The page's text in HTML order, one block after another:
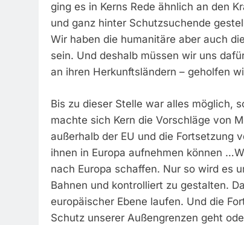
ging es in Kerns Rede ähnlich an den
und ganz hinter Schutzsuchende
Wir haben die humanitäre aber auch
sein. Und deshalb müssen wir uns
an ihren Herkunftsländern – geholfen
Bis zu dieser Stelle war alles möglich,
machte sich Kern die Vorschläge von
außerhalb der EU und die Fortsetzung
ihnen in Europa aufnehmen können
nach Europa schaffen. Nur so wird es
Bahnen und kontrolliert zu gestalten.
europäischer Ebene laufen. Und die
Schutz unserer Außengrenzen geht